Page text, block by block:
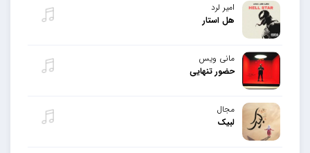
امیر لرد
هل استار
مانی ویس
حضور تنهایی
مجال
لبیک